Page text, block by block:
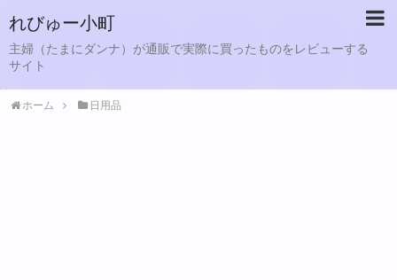
れびゅー小町
主婦（たまにダンナ）が通販で実際に買ったものをレビューする
サイト
ホーム 日用品